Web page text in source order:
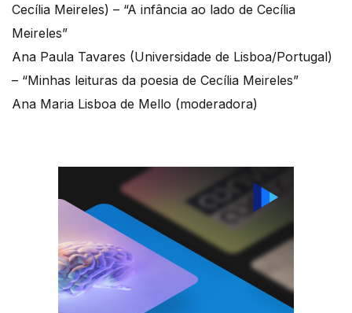
Cecília Meireles) – “A infância ao lado de Cecília
Meireles”
Ana Paula Tavares (Universidade de Lisboa/Portugal)
– “Minhas leituras da poesia de Cecília Meireles”
Ana Maria Lisboa de Mello (moderadora)